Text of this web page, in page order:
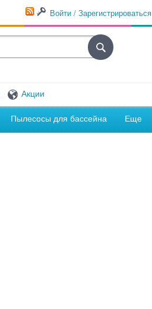
Войти / Зарегистрироваться
Акции
Пылесосы для бассейна Еще